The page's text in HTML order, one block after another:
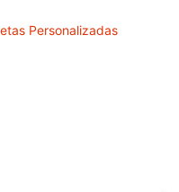
Personalizadas